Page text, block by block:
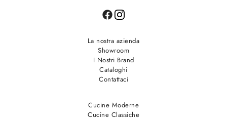
La nostra azienda
Showroom
I Nostri Brand
Cataloghi
Contattaci
Cucine Moderne
Cucine Classiche